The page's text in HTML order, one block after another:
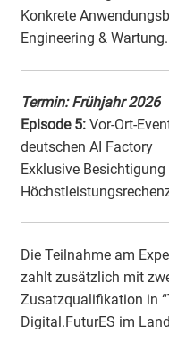
Konkrete
Engineering & Wartung.
Termin: Frühjahr 2026
Episode 5:Vor-Ort-
deutschen AI Factory
Exklusive Besichtigung
Die Teilnahme am
zahlt zusätzlich mit
Zusatzqualifikation in
Digital.FuturES im